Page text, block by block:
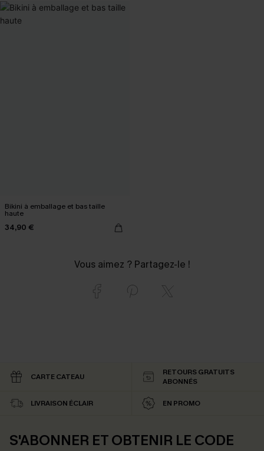
Bikini à emballage et bas taille
haute
34,90 €
Vous aimez ? Partagez-le !
CARTE CATEAU
RETOURS GRATUITS
ABONNÉS
LIVRAISON ÉCLAIR EN PROMO
S'ABONNER ET OBTENIR LE CODE